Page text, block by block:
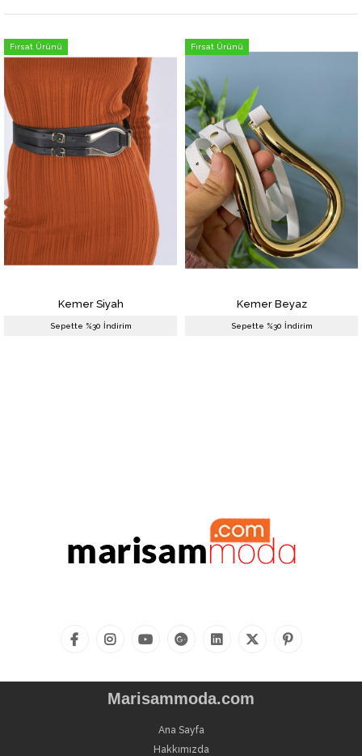
Kemer Siyah
₺284,99
Sepette %30 İndirim
Kemer Beyaz
₺264,99
Fırsat Ürünü
Sepette %30 İndirim
Marisammoda.com
Ana Sayfa
Hakkımızda